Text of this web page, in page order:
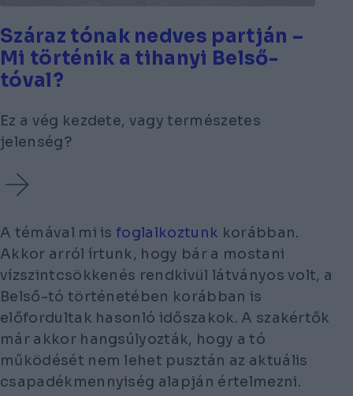
Száraz tónak nedves partján –
Mi történik a tihanyi Belső-
tóval?
Ez a vég kezdete, vagy természetes
jelenség?
A témával mi is foglalkoztunk korábban.
Akkor arról írtunk, hogy bár a mostani
vízszintcsökkenés rendkívül látványos volt, a
Belső-tó történetében korábban is
előfordultak hasonló időszakok. A szakértők
már akkor hangsúlyozták, hogy a tó
működését nem lehet pusztán az aktuális
csapadékmennyiség alapján értelmezni.